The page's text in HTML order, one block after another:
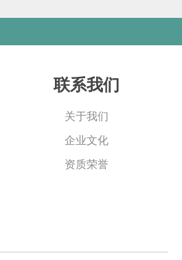
联系我们
关于我们
企业文化
资质荣誉